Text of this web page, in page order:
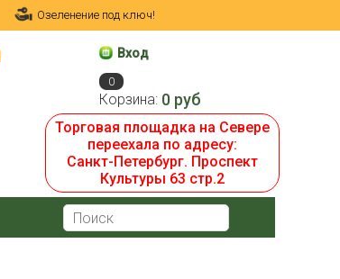
Озеленение под ключ!
Вход
0
Корзина: 0 руб
Торговая площадка на Севере
переехала по адресу:
Санкт-Петербург. Проспект
Культуры 63 стр.2